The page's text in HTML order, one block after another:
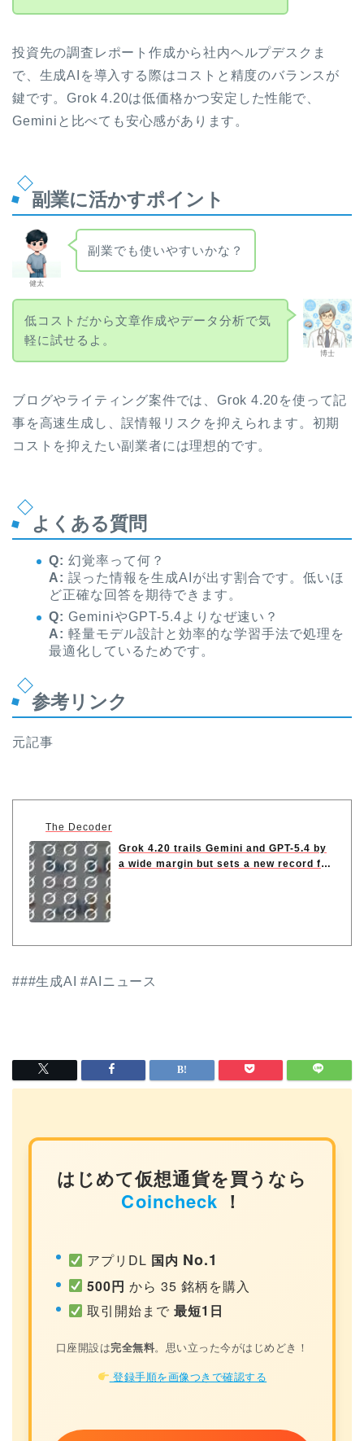
投資先の調査レポート作成から社内ヘルプデスクま
で、生成AIを導入する際はコストと精度のバランスが
鍵です。Grok 4.20は低価格かつ安定した性能で、
Geminiと比べても安心感があります。
副業に活かすポイント
健太
副業でも使いやすいかな？
博士
低コストだから文章作成やデータ分析で気
軽に試せるよ。
ブログやライティング案件では、Grok 4.20を使って記
事を高速生成し、誤情報リスクを抑えられます。初期
コストを抑えたい副業者には理想的です。
よくある質問
Q: 幻覚率って何？
A: 誤った情報を生成AIが出す割合です。低いほ
ど正確な回答を期待できます。
Q: GeminiやGPT-5.4よりなぜ速い？
A: 軽量モデル設計と効率的な学習手法で処理を
最適化しているためです。
参考リンク
元記事
The Decoder
Grok 4.20 trails Gemini and GPT-5.4 by
a wide margin but sets a new record f
###生成AI #AIニュース
はじめて仮想通貨を買うなら
Coincheck ！
アプリDL 国内 No.1
500円 から 35 銘柄を購入
取引開始まで最短1日
口座開設は完全無料。思い立った今がはじめどき！
登録手順を画像つきで確認する